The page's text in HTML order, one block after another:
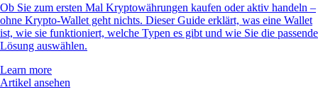
Ob Sie zum ersten Mal Kryptowährungen kaufen oder aktiv handeln –
ohne Krypto-Wallet geht nichts. Dieser Guide erklärt, was eine Wallet
ist, wie sie funktioniert, welche Typen es gibt und wie Sie die passende
Lösung auswählen.
Learn more
Artikel ansehen